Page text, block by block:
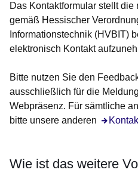
Das Kontaktformular stellt die
gemäß Hessischer
Informationstechnik (HVBIT)
elektronisch Kontakt
Bitte nutzen Sie den
ausschließlich für die
Webpräsenz. Für sämtliche
bitte unsere anderen Öffnet
Wie ist das weitere